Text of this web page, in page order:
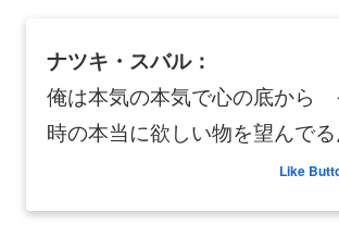
ナツキ・スバル：
俺は本気の本気で心の底から
時の本当に欲しい物を望んでる
Like